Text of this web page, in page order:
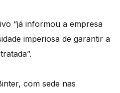
“já informou a empresa
imperiosa de garantir a
com sede nas